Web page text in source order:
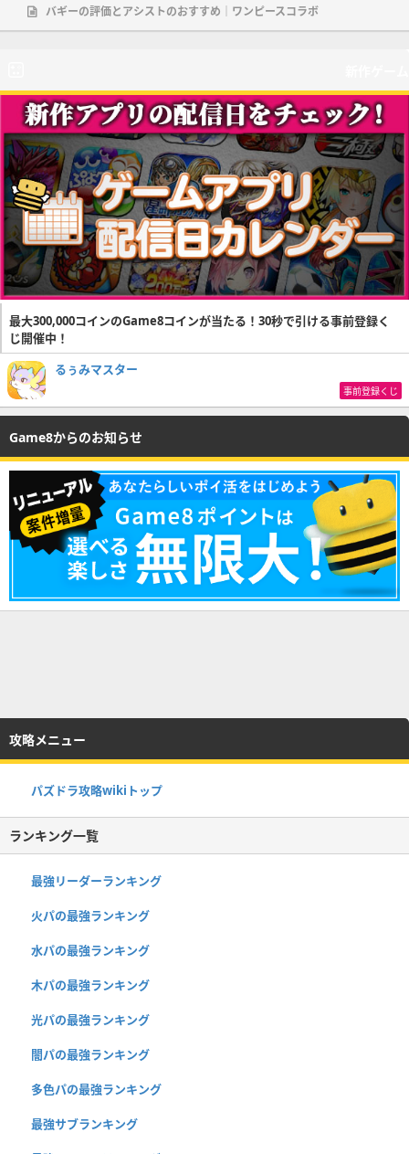
バギーの評価とアシストのおすすめ｜ワンピースコラボ
最大300,000コインのGame8コインが当たる！30秒で引ける事前登録く
じ開催中！
るぅみマスター
事前登録くじ
Game8からのお知らせ
攻略メニュー
パズドラ攻略wikiトップ
ランキング一覧
最強リーダーランキング
火パの最強ランキング
水パの最強ランキング
木パの最強ランキング
光パの最強ランキング
闇パの最強ランキング
多色パの最強ランキング
最強サブランキング